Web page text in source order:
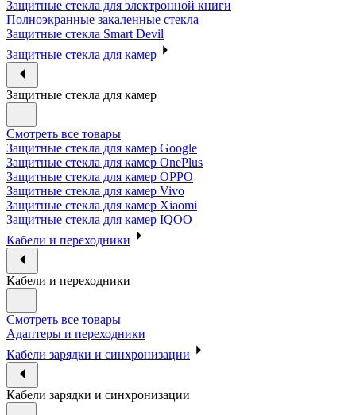
Защитные стекла для электронной книги
Полноэкранные закаленные стекла
Защитные стекла Smart Devil
Защитные стекла для камер
Защитные стекла для камер
Смотреть все товары
Защитные стекла для камер Google
Защитные стекла для камер OnePlus
Защитные стекла для камер OPPO
Защитные стекла для камер Vivo
Защитные стекла для камер Xiaomi
Защитные стекла для камер IQOO
Кабели и переходники
Кабели и переходники
Смотреть все товары
Адаптеры и переходники
Кабели зарядки и синхронизации
Кабели зарядки и синхронизации